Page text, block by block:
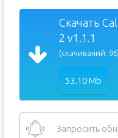
Скачать
2 v1.1.1
(скачиваний:
53.10 Mb
Запросить